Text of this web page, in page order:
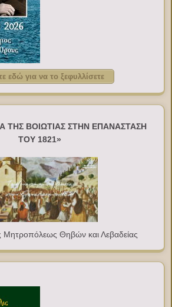
εδώ για να το ξεφυλλίσετε
ΤΗΣ ΒΟΙΩΤΙΑΣ ΣΤΗΝ ΕΠΑΝΑΣΤΑΣΗ
ΤΟΥ 1821»
Μητροπόλεως Θηβών και Λεβαδείας